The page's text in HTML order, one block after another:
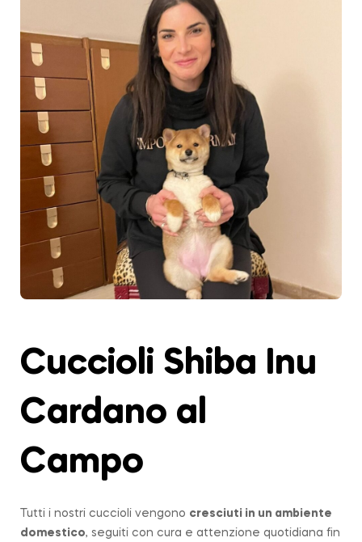
Cuccioli Shiba Inu
Cardano al
Campo
Tutti i nostri cuccioli vengono cresciuti in un ambiente
domestico, seguiti con cura e attenzione quotidiana fin